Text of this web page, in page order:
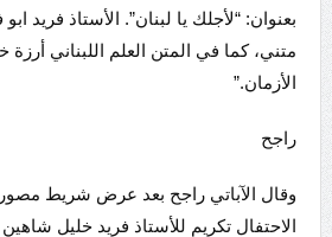
بعنوان: “لأجلك يا لبنان”. الأستاذ فريد
متني، كما في المتن العلم اللبناني
الأزمان.”
راجح
وقال الآباتي راجح بعد عرض شريط مصور
الاحتفال تكريم للأستاذ فريد خليل